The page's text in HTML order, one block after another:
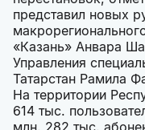
представил новых
«Казань» Анвара
Управления
Татарстан Рамила
На территории
614 тыс.